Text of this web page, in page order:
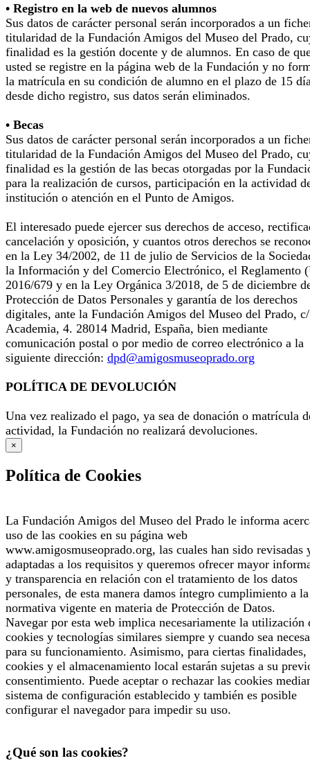
• Registro en la web de nuevos alumnos
Sus datos de carácter personal serán incorporados a un
titularidad de la Fundación Amigos del Museo del Prado,
finalidad es la gestión docente y de alumnos. En caso de
usted se registre en la página web de la Fundación y no
la matrícula en su condición de alumno en el plazo de 15
desde dicho registro, sus datos serán eliminados.
• Becas
Sus datos de carácter personal serán incorporados a un
titularidad de la Fundación Amigos del Museo del Prado,
finalidad es la gestión de las becas otorgadas por la
para la realización de cursos, participación en la actividad
institución o atención en el Punto de Amigos.
El interesado puede ejercer sus derechos de acceso,
cancelación y oposición, y cuantos otros derechos se
en la Ley 34/2002, de 11 de julio de Servicios de la
la Información y del Comercio Electrónico, el Reglamento
2016/679 y en la Ley Orgánica 3/2018, de 5 de diciembre
Protección de Datos Personales y garantía de los derechos
digitales, ante la Fundación Amigos del Museo del Prado,
Academia, 4. 28014 Madrid, España, bien mediante
comunicación postal o por medio de correo electrónico a la
siguiente dirección: dpd@amigosmuseoprado.org
POLÍTICA DE DEVOLUCIÓN
Una vez realizado el pago, ya sea de donación o matrícula
actividad, la Fundación no realizará devoluciones.
×
Política de Cookies
La Fundación Amigos del Museo del Prado le informa
uso de las cookies en su página web
www.amigosmuseoprado.org, las cuales han sido revisadas
adaptadas a los requisitos y queremos ofrecer mayor
y transparencia en relación con el tratamiento de los datos
personales, de esta manera damos íntegro cumplimiento a la
normativa vigente en materia de Protección de Datos.
Navegar por esta web implica necesariamente la utilización
cookies y tecnologías similares siempre y cuando sea
para su funcionamiento. Asimismo, para ciertas finalidades,
cookies y el almacenamiento local estarán sujetas a su
consentimiento. Puede aceptar o rechazar las cookies
sistema de configuración establecido y también es posible
configurar el navegador para impedir su uso.
¿Qué son las cookies?